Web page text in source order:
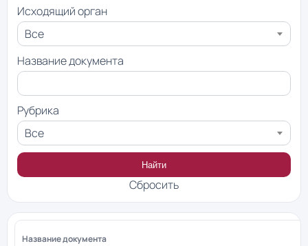
Исходящий орган
Все
Название документа
Рубрика
Все
Найти
Сбросить